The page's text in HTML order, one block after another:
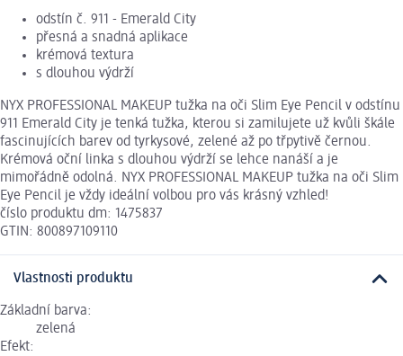
odstín č. 911 - Emerald City
přesná a snadná aplikace
krémová textura
s dlouhou výdrží
NYX PROFESSIONAL MAKEUP tužka na oči Slim Eye Pencil v odstínu
911 Emerald City je tenká tužka, kterou si zamilujete už kvůli škále
fascinujících barev od tyrkysové, zelené až po třpytivě černou.
Krémová oční linka s dlouhou výdrží se lehce nanáší a je
mimořádně odolná. NYX PROFESSIONAL MAKEUP tužka na oči Slim
Eye Pencil je vždy ideální volbou pro vás krásný vzhled!
číslo produktu dm: 1475837
GTIN: 800897109110
Vlastnosti produktu
Základní barva:
zelená
Efekt: